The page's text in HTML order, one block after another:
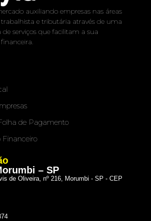
auxiliando empresas nas áreas
e tributária através de uma
serviços que facilitam a sua
de Pagamento
Financeiro
– SP
de Oliveira, nº 216, Morumbi - SP - CEP